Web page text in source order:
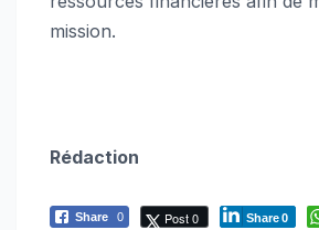
mission.
Rédaction
Share 0 Post 0 Share0